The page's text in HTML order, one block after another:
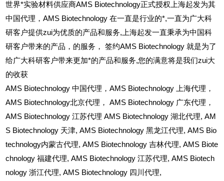
世界*实验材料供应商AMS Biotechnology正式授权上海起发为其
中国代理，AMS Biotechnology 在一直是行业的*,一直为广大科
研客户提供zui为优质的产品和服务,上海起发一直秉承为中国科
研客户带来的产品，的服务，
签约AMS Biotechnology 就是为了
给广大科研客户带来更加*的产品和服务,您的满意将是我们zui大
的收获
AMS Biotechnology中国代理，AMS Biotechnology 上海代理，
AMS Biotechnology北京代理， AMS Biotechnology 广东代理，
AMS Biotechnology 江苏代理 AMS Biotechnology 湖北代理, AM
S Biotechnology 天津, AMS Biotechnology黑龙江代理, AMS Bio
technology内蒙古代理, AMS Biotechnology吉林代理, AMS Biote
chnology福建代理, AMS Biotechnology江苏代理, AMS Biotech
nology浙江代理, AMS Biotechnology 四川代理,